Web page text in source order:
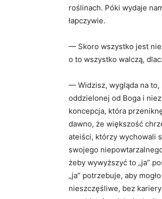
roślinach. Póki wydaje
łapczywie.
— Skoro wszystko jest nie
o to wszystko walczą,
— Widzisz, wygląda na to,
oddzielonej od Boga i
koncepcja, która
dawno, że większość
ateiści, którzy wychowali
swojego
żeby wywyższyć to „ja”
„ja” potrzebuje, aby
nieszczęśliwe, bez